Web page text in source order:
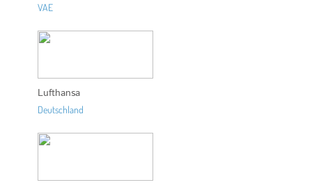
VAE
Lufthansa
Deutschland